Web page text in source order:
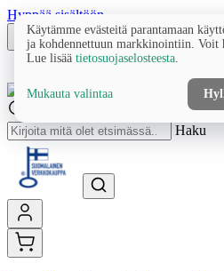
Hyppää sisältöön
Haku
Käytämme evästeitä parantamaan
ja kohdennettuun markkinointiin. Voit
Lue lisää tietosuojaselosteesta
Mukauta valintaa